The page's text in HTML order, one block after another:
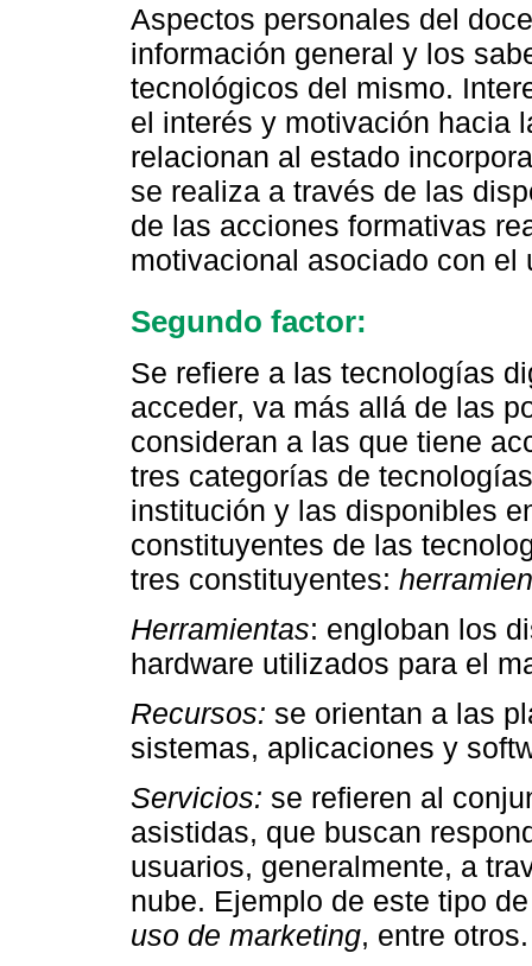
Aspectos personales del
información general y los
tecnológicos del mismo.
el interés y motivación hacia
relacionan al estado
se realiza a través de las
de las acciones formativas
motivacional asociado con
Segundo factor:
Se refiere a las tecnologías
acceder, va más allá de las
consideran a las que tiene
tres categorías de
institución y las disponibles
constituyentes de las
tres constituyentes:
Herramientas: engloban los
hardware utilizados para el
Recursos: se orientan a las
sistemas, aplicaciones y
Servicios: se refieren al
asistidas, que buscan
usuarios, generalmente, a
nube. Ejemplo de este tipo
uso de marketing, entre otros.